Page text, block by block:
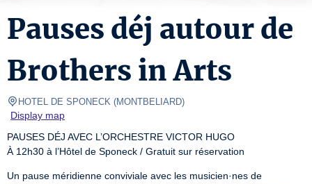
Pauses déj autour de
Brothers in Arts
HOTEL DE SPONECK (MONTBELIARD)
Display map
PAUSES DÉJ AVEC L’ORCHESTRE VICTOR HUGO
À 12h30 à l’Hôtel de Sponeck / Gratuit sur réservation
Un pause méridienne conviviale avec les musicien·nes de